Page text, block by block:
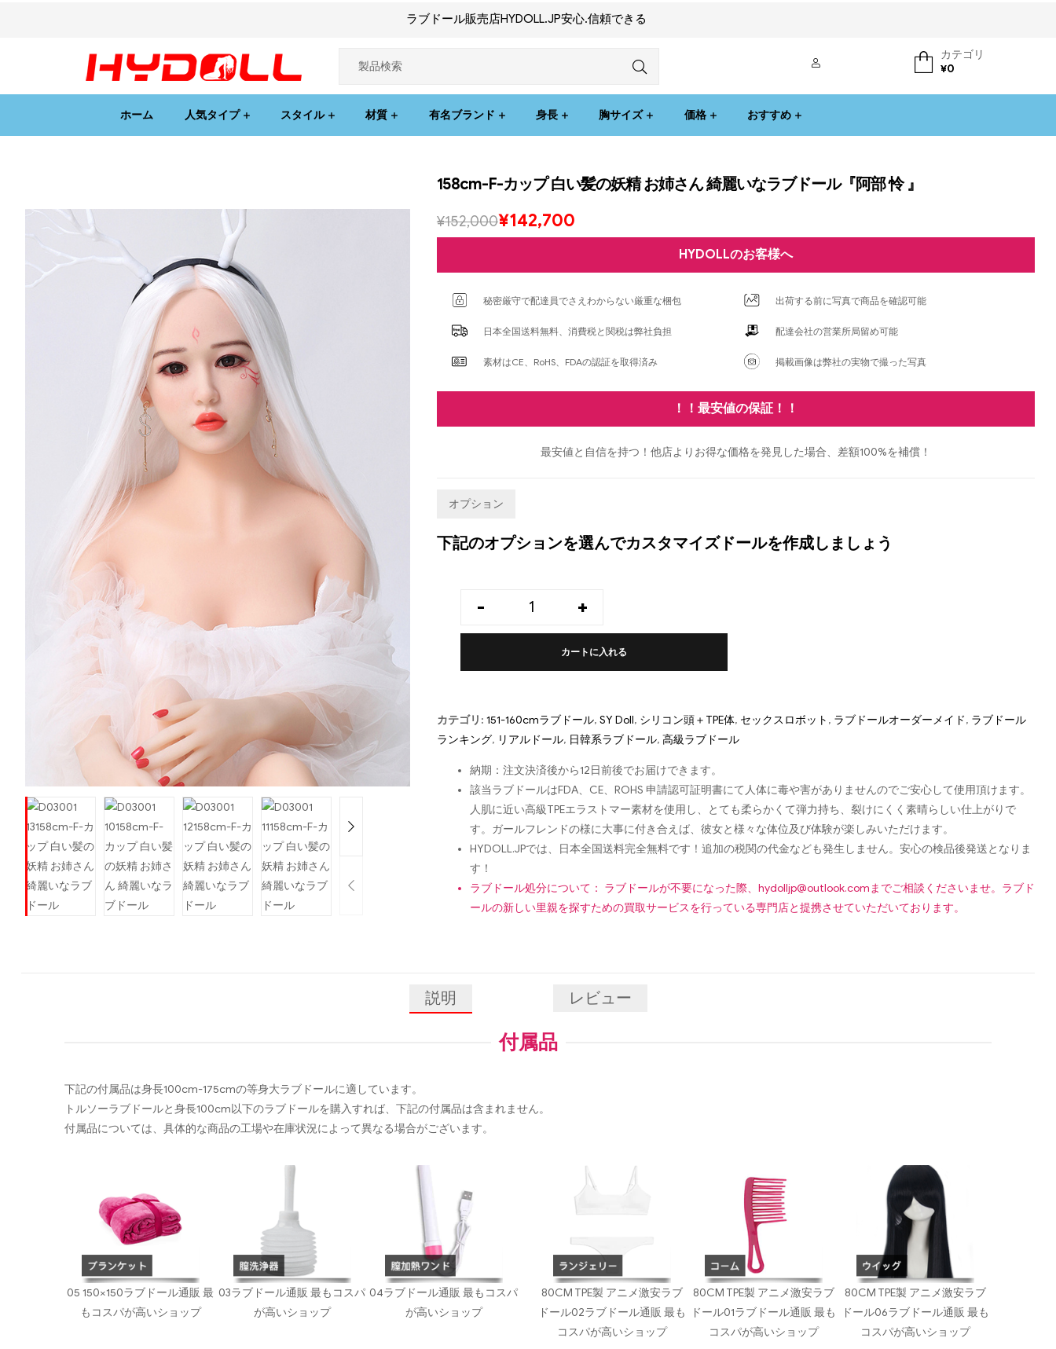
ラブドール販売店HYDOLL.JP安心.信頼できる
カテゴリ
¥0
ホーム 人気タイプ スタイル 材質 有名ブランド 身長 胸サイズ 価格 おすすめ
158cm-F-カップ 白い髪の妖精 お姉さん 綺麗いなラブドール『阿部 怜 』
¥152,000¥142,700
HYDOLLのお客様へ
秘密厳守で配達員でさえわからない厳重な梱包 出荷する前に写真で商品を確認可能
日本全国送料無料、消費税と関税は弊社負担 配達会社の営業所局留め可能
素材はCE、RoHS、FDAの認証を取得済み 掲載画像は弊社の実物で撮った写真
！！最安値の保証！！
最安値と自信を持つ！他店よりお得な価格を発見した場合、差額100%を補償！
オプション
下記のオプションを選んでカスタマイズドールを作成しましょう
- +
カートに入れる
カテゴリ: 151-160cmラブドール, SY Doll, シリコン頭＋TPE体, セックスロボット , ラブドールオーダーメイド, ラブドール
ランキング, リアルドール, 日韓系ラブドール, 高級ラブドール
納期：注文決済後から12日前後でお届けできます。
該当ラブドールはFDA、CE、ROHS 申請認可証明書にて人体に毒や害がありませんのでご安心して使用頂けます。
人肌に近い高級TPEエラストマー素材を使用し、とても柔らかくて弾力持ち、裂けにくく素晴らしい仕上がりで
す。ガールフレンドの様に大事に付き合えば、彼女と様々な体位及び体験が楽しみいただけます。
HYDOLL.JPでは、日本全国送料完全無料です！追加の税関の代金なども発生しません。安心の検品後発送となりま
す！
ラブドール処分について： ラブドールが不要になった際、 hydolljp@outlook.comまでご相談くださいませ。ラブド
ールの新しい里親を探すための買取サービスを行っている専門店と提携させていただいております。
説明 レビュー
付属品
下記の付属品は身長100cm-175cmの等身大ラブドールに適しています。
トルソーラブドールと身長100cm以下のラブドールを購入すれば、下記の付属品は含まれません。
付属品については、具体的な商品の工場や在庫状況によって異なる場合がございます。
05 150×150ラブドール通販 最
もコスパが高いショップ
03ラブドール通販 最もコスパ
が高いショップ
04ラブドール通販 最もコスパ
が高いショップ
80CM TPE製 アニメ激安ラブ
ドール02ラブドール通販 最も
コスパが高いショップ
80CM TPE製 アニメ激安ラブ
ドール01ラブドール通販 最も
コスパが高いショップ
80CM TPE製 アニメ激安ラブ
ドール06ラブドール通販 最も
コスパが高いショップ